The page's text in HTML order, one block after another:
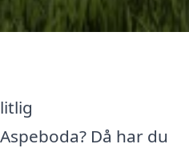
Då har du